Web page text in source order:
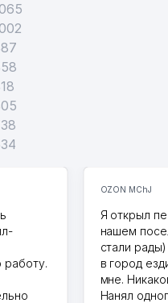
работу.
OZON MChJ
Я открыл
нашем
стали
в город
мне.
Нанял